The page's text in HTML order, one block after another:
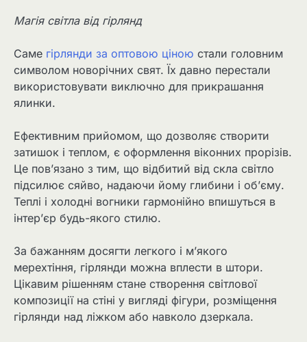
Магія світла від гірлянд
Саме гірлянди за оптовою ціною стали головним
символом новорічних свят. Їх давно перестали
використовувати виключно для прикрашання
ялинки.
Ефективним прийомом, що дозволяє створити
затишок і теплом, є оформлення віконних прорізів.
Це пов’язано з тим, що відбитий від скла світло
підсилює сяйво, надаючи йому глибини і об’єму.
Теплі і холодні вогники гармонійно впишуться в
інтер’єр будь-якого стилю.
За бажанням досягти легкого і м’якого
мерехтіння, гірлянди можна вплести в штори.
Цікавим рішенням стане створення світлової
композиції на стіні у вигляді фігури, розміщення
гірлянди над ліжком або навколо дзеркала.